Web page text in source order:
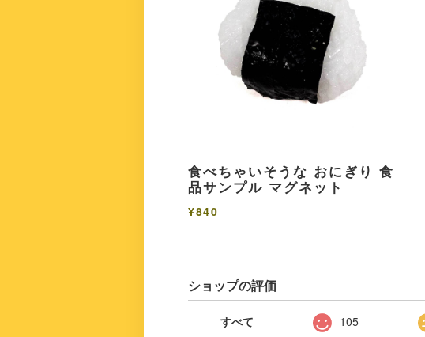
食べちゃいそうな おにぎり 食
品サンプル マグネット
¥840
ショップの評価
すべて 105